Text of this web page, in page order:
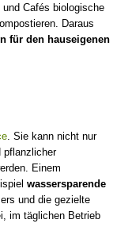
Cafés biologische
Daraus
für den hauseigenen
. Sie kann nicht nur
pflanzlicher
Einem
wassersparende
und die gezielte
im täglichen Betrieb